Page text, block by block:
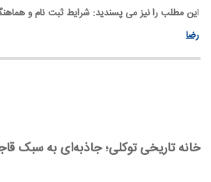
این مطلب را نیز می پسندید: شرایط ثبت نام و
رضا
خانه‌ تاریخی توکلی؛ جاذبه‌ای به سبک